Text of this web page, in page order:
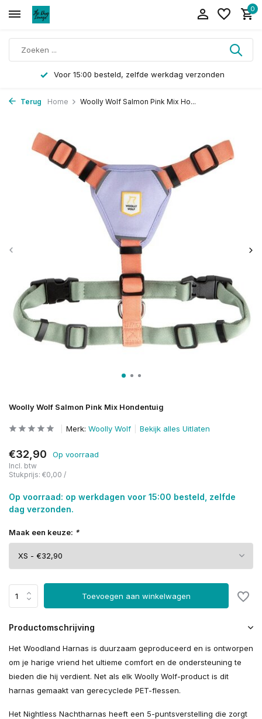
0
Voor 15:00 besteld, zelfde werkdag verzonden
Terug Home Woolly Wolf Salmon Pink Mix Ho...
Woolly Wolf Salmon Pink Mix Hondentuig
Merk: Woolly Wolf Bekijk alles Uitlaten
€32,90 Op voorraad
Incl. btw
Stukprijs: €0,00 /
Op voorraad: op werkdagen voor 15:00 besteld, zelfde
dag verzonden.
Maak een keuze: *
Toevoegen aan winkelwagen
Productomschrijving
Het Woodland Harnas is duurzaam geproduceerd en is ontworpen
om je harige vriend het ultieme comfort en de ondersteuning te
bieden die hij verdient. Net als elk Woolly Wolf-product is dit
harnas gemaakt van gerecyclede PET-flessen.
Het Nightless Nachtharnas heeft een 5-puntsverstelling die zorgt